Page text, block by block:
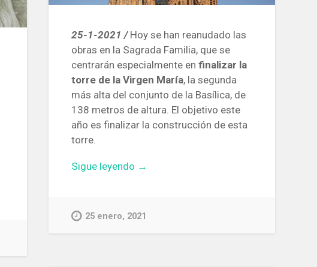
25-1-2021 /Hoy se han reanudado las
obras en la Sagrada Familia, que se
centrarán especialmente enfinalizar la
torre de la Virgen María, la segunda
más alta del conjunto de la Basílica, de
138 metros de altura. El objetivo este
año es finalizar la construcción de esta
torre.
Sigue leyendo «Se
obras
→
25 enero, 2021